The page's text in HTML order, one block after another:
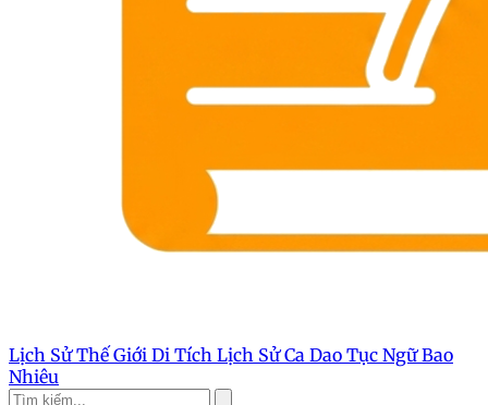
Lịch Sử Thế Giới Di Tích Lịch SửCa Dao Tục NgữBao
Nhiêu